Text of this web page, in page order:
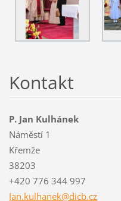
Kontakt
P. Jan Kulhánek
Náměstí 1
Křemže
38203
+420 776 344 997
Jan.kulhanek@dicb.cz